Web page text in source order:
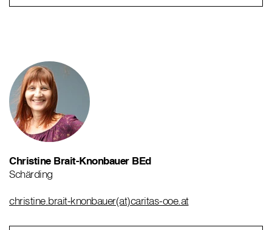
Christine Brait-Knonbauer BEd
Schärding
christine.brait-knonbauer(at)caritas-ooe.at